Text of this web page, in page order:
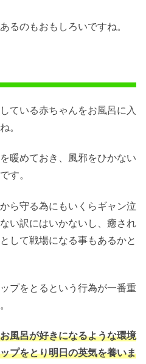
るのもおもしろいですね。
ている赤ちゃんをお風呂に入
。
暖めておき、風邪をひかない
す。
ら守る為にもいくらギャン泣
い訳にはいかないし、癒され
して戦場になる事もあるかと
プをとるという行為が一番重
風呂が好きになるような環境
プをとり明日の英気を養いま